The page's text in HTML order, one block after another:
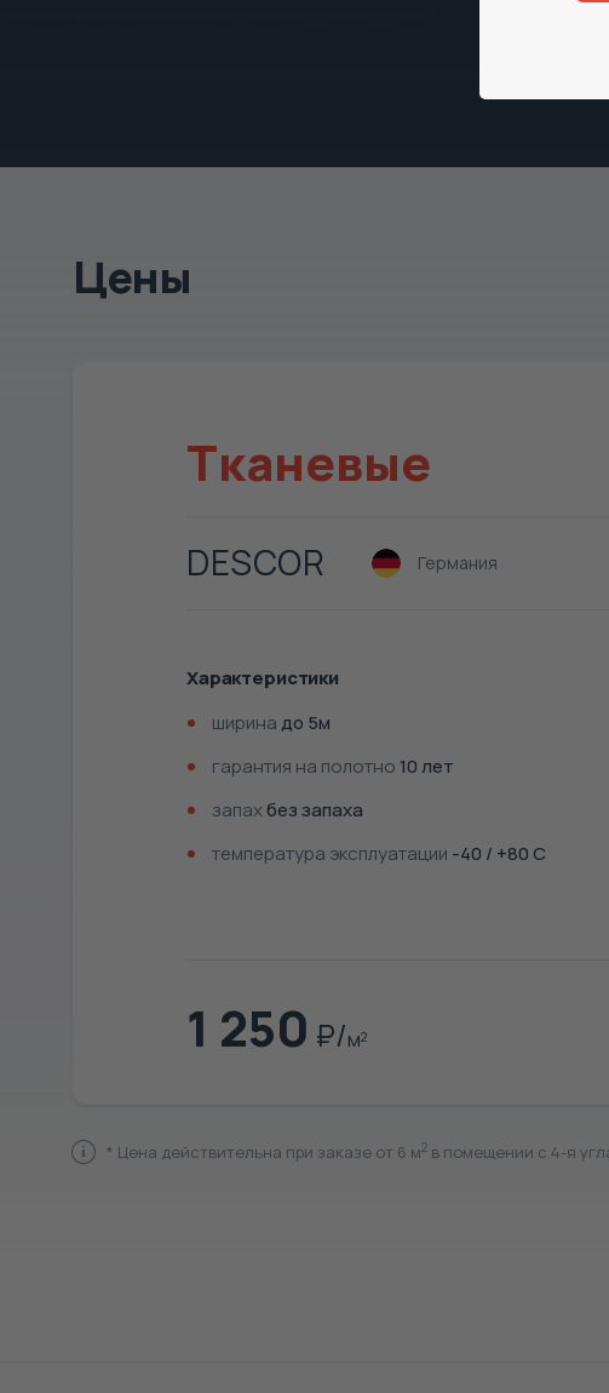
Цены
Тканевые
DESCOR Германия
Характеристики
ширинадо 5м
гарантия на полотно10 лет
запахбез запаха
температура эксплуатации -40 / +80 С
1 250 м2
* Цена действительна при заказе от 6 м2 в помещении с 4-я